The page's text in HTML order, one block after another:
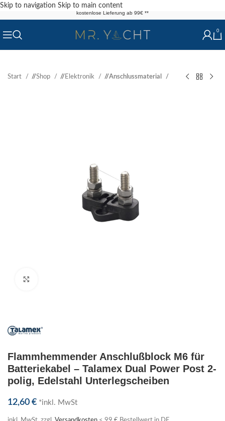
Skip to navigation Skip to main content
kostenlose Lieferung ab 99€ **
0
Start / Shop / Elektronik / Anschlussmaterial
Flammhemmender Anschlußblock M6 für
Batteriekabel – Talamex Dual Power Post 2-
polig, Edelstahl Unterlegscheiben
12,60 € *inkl. MwSt